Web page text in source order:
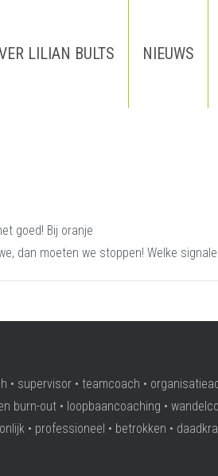
LILIAN BULTS NIEUWS
goed! Bij oranje
dan moeten we stoppen! Welke
• supervisor • teamcoach •
burn-out • loopbaancoaching •
• professioneel • betrokken •